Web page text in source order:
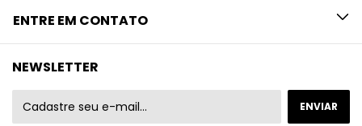
ENTRE EM CONTATO
NEWSLETTER